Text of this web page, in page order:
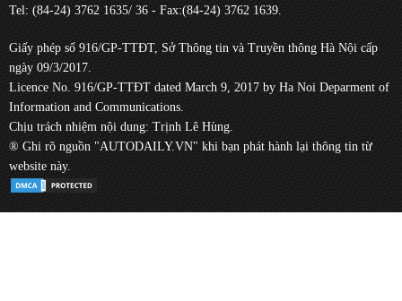
Tel: (84-24) 3762 1635/ 36 - Fax:(84-24) 3762 1639.
Giấy phép số 916/GP-TTĐT, Sở Thông tin và Truyền thông Hà Nội cấp
ngày 09/3/2017.
Licence No. 916/GP-TTĐT dated March 9, 2017 by Ha Noi Deparment of
Information and Communications.
Chịu trách nhiệm nội dung: Trịnh Lê Hùng.
® Ghi rõ nguồn "AUTODAILY.VN" khi bạn phát hành lại thông tin từ
website này.